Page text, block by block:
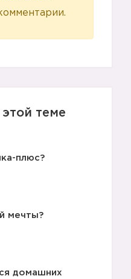
теме
плюс?
мечты?
домашних